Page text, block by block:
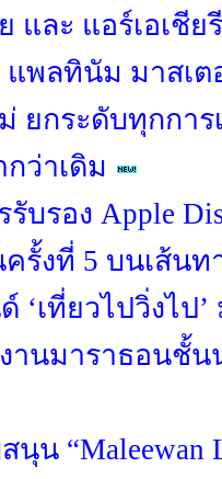
และ แอร์เอเชีย
แพลทินัม มาสเ
ยกระดับทุกกา
ว่าเดิม
บรอง Apple
ครั้งที่ 5 บนเส้นท
‘เที่ยวไปวิ่งไป
านมาราธอนชั้น
นุน “Maleewan